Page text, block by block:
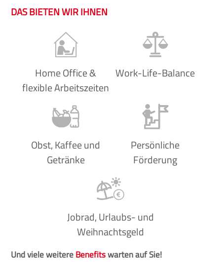
DAS BIETEN WIR IHNEN
Home Office &
flexible Arbeitszeiten
Work-Life-Balance
Obst, Kaffee und
Getränke
Persönliche
Förderung
Jobrad, Urlaubs- und
Weihnachtsgeld
Und viele weitereBenefitswarten auf Sie!